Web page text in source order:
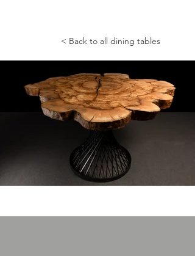
< Back to all dining tables